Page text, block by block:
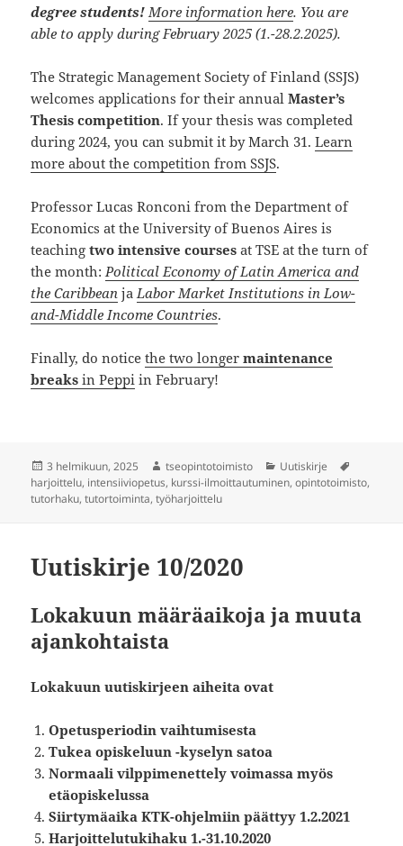
degree students! More information here. You are
able to apply during February 2025 (1.-28.2.2025).
The Strategic Management Society of Finland (SSJS)
welcomes applications for their annualMaster’s
Thesis competition. If your thesis was completed
during 2024, you can submit it by March 31.Learn
more about the competition from SSJS.
Professor Lucas Ronconi from the Department of
Economics at the University of Buenos Aires is
teachingtwo intensive courses at TSE at the turn of
the month: Political Economy of Latin America and
the Caribbean ja Labor Market Institutions in Low-
and-Middle Income Countries.
Finally, do noticethe two longermaintenance
breaks in Peppi in February!
Julkaistu
3 helmikuun, 2025 Kirjoittaja
tseopintotoimisto Kategoriat
Uutiskirje
harjoittelu, intensiiviopetus, kurssi-ilmoittautuminen,opintotoimisto,
tutorhaku,tutortoiminta,työharjoittelu
Uutiskirje 10/2020
Lokakuun määräaikoja ja muuta
ajankohtaista
Lokakuun uutiskirjeen aiheita ovat
Opetusperiodin vaihtumisesta
Tukea opiskeluun -kyselyn satoa
Normaali vilppimenettely voimassa myös
etäopiskelussa
Siirtymäaika KTK-ohjelmiin päättyy 1.2.2021
Harjoittelutukihaku 1.-31.10.2020